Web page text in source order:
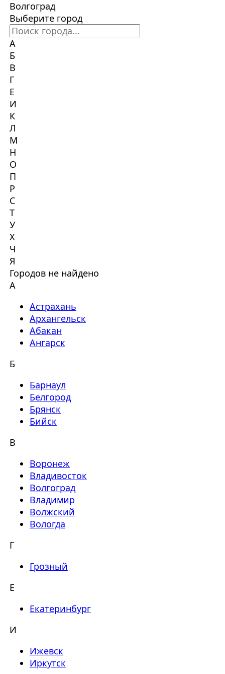
Волгоград
Выберите город
А
Б
В
Г
Е
И
К
Л
М
Н
О
П
Р
С
Т
У
Х
Ч
Я
Городов не найдено
А
Астрахань
Архангельск
Абакан
Ангарск
Б
Барнаул
Белгород
Брянск
Бийск
В
Воронеж
Владивосток
Волгоград
Владимир
Волжский
Вологда
Г
Грозный
Е
Екатеринбург
И
Ижевск
Иркутск